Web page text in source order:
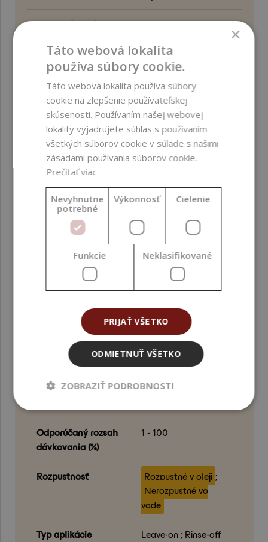
Index prírodných
1,00
Index zložiek
prírodného pôvodu
(NOI ISO 16128)
1,00
Krajina pôvodu
Európska únia ; Afrika
; Ázia
Kvalita
Metóda spracovania
Oblasť aplikácie
Tvár ; Vlasy ; Pokožka
hlavy ; Telo ; Ruky ;
obnoviteľného uhlíka
(RCC) (%)
Odporúčaná teplota
< 80
Odporúčaný rozsah
dávkovania (%)
1 - 100
Rozpustnosť Rozpustné v oleji ;
Nerozpustné vo
vode
Typ aplikácie Leave-on ; Rinse-off
×
Táto webová lokalita
používa súbory cookie.
Táto webová lokalita používa súbory
cookie na zlepšenie používateľskej
skúsenosti. Používaním našej webovej
lokality vyjadrujete súhlas s používaním
všetkých súborov cookie v súlade s našimi
zásadami používania súborov cookie.
Prečítať viac
Nevyhnutne
potrebné
Výkonnosť Cielenie
Funkcie Neklasifikované
PRIJAŤ VŠETKO
ODMIETNUŤ VŠETKO
ZOBRAZIŤ PODROBNOSTI